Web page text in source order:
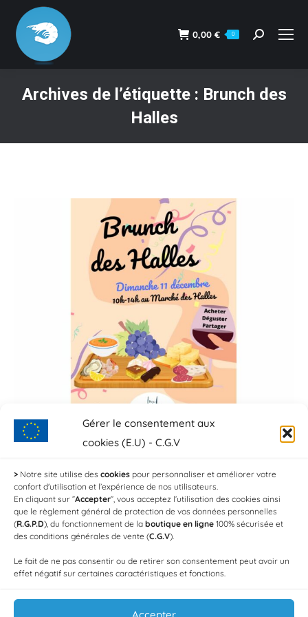
Gérer le consentement aux
cookies (E.U) - C.G.V
> Notre site utilise des cookies pour personnaliser et améliorer votre
confort d'utilisation et l’expérience de nos utilisateurs.
En cliquant sur ”Accepter”, vous acceptez l’utilisation des cookies ainsi
que le règlement général de protection de vos données personnelles
(R.G.P.D), du fonctionnement de la boutique en ligne 100% sécurisée et
des conditions générales de vente (C.G.V).
Le fait de ne pas consentir ou de retirer son consentement peut avoir un
effet négatif sur certaines caractéristiques et fonctions.
Accepter
0,00 € 0
Recherche
Archives de l’étiquette : Brunch des
Halles
ParAu Petit Charlot 25 novembre 2022
Nouveau lieu de restauration partagé par tous
les commerçants installés sur le site des Halles